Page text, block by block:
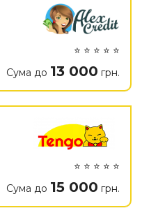
⭐ ⭐ ⭐ ⭐ ⭐
Сума до 13 000 грн.
⭐ ⭐ ⭐ ⭐ ⭐
Сума до 15 000 грн.